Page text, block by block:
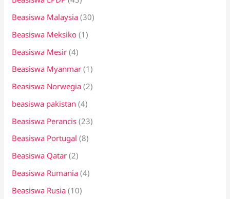
Beasiswa Malaysia (30)
Beasiswa Meksiko (1)
Beasiswa Mesir (4)
Beasiswa Myanmar (1)
Beasiswa Norwegia (2)
beasiswa pakistan (4)
Beasiswa Perancis (23)
Beasiswa Portugal (8)
Beasiswa Qatar (2)
Beasiswa Rumania (4)
Beasiswa Rusia (10)